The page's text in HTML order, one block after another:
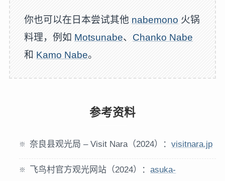
你也可以在日本尝试其他 nabemono 火锅
料理，例如 Motsunabe、 Chanko Nabe
和 Kamo Nabe。
参考资料
奈良县观光局 – Visit Nara（2024）：visitnara.jp
飞鸟村官方观光网站（2024）：asuka-